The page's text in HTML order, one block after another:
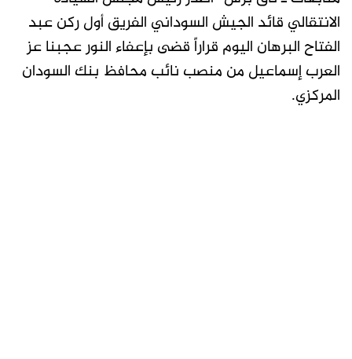
الانتقالي قائد الجيش السوداني الفريق أول ركن عبد
الفتاح البرهان اليوم قراراً قضى بإعفاء النور عجبنا عز
العرب إسماعيل من منصب نائب محافظ بنك السودان
المركزي.